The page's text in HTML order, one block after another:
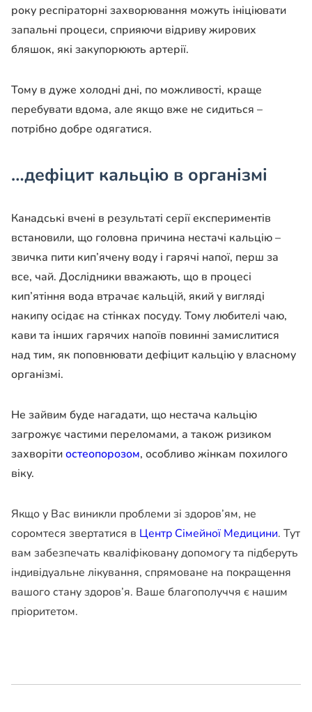
року респіраторні захворювання можуть ініціювати
запальні процеси, сприяючи відриву жирових
бляшок, які закупорюють артерії.
Тому в дуже холодні дні, по можливості, краще
перебувати вдома, але якщо вже не сидиться –
потрібно добре одягатися.
…дефіцит кальцію в організмі
Канадські вчені в результаті серії експериментів
встановили, що головна причина нестачі кальцію –
звичка пити кип’ячену воду і гарячі напої, перш за
все, чай. Дослідники вважають, що в процесі
кип’ятіння вода втрачає кальцій, який у вигляді
накипу осідає на стінках посуду. Тому любителі чаю,
кави та інших гарячих напоїв повинні замислитися
над тим, як поповнювати дефіцит кальцію у власному
організмі.
Не зайвим буде нагадати, що нестача кальцію
загрожує частими переломами, а також ризиком
захворітиостеопорозом, особливо жінкам похилого
віку.
Якщо у Вас виникли проблеми зі здоров’ям, не
соромтеся звертатися в Центр Сімейної Медицини. Тут
вам забезпечать кваліфіковану допомогу та підберуть
індивідуальне лікування, спрямоване на покращення
вашого стану здоров’я. Ваше благополуччя є нашим
пріоритетом.